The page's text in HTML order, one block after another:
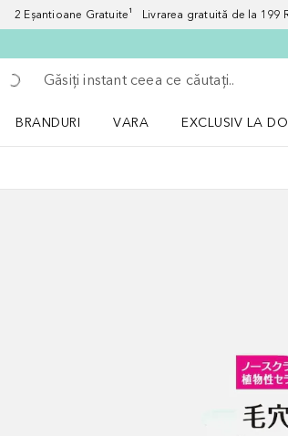
2 Eșantioane Gratuite¹ Livrarea gratuită de la
Înapoi
Executați căutarea
BRANDURI
VARA
EXCLUSIV LA